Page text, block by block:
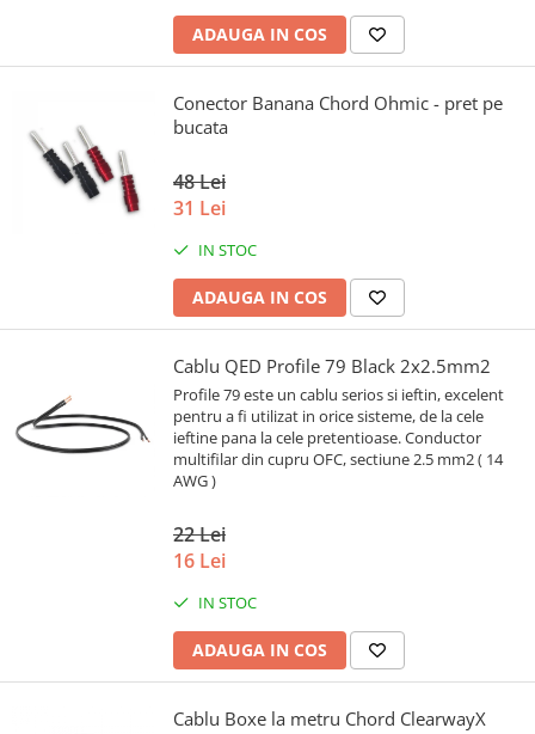
ADAUGA IN COS
Conector Banana Chord Ohmic - pret pe
bucata
48 Lei
31 Lei
IN STOC
ADAUGA IN COS
Cablu QED Profile 79 Black 2x2.5mm2
Profile 79 este un cablu serios si ieftin, excelent
pentru a fi utilizat in orice sisteme, de la cele
ieftine pana la cele pretentioase. Conductor
multifilar din cupru OFC, sectiune 2.5 mm2 ( 14
AWG )
22 Lei
16 Lei
IN STOC
ADAUGA IN COS
Cablu Boxe la metru Chord ClearwayX